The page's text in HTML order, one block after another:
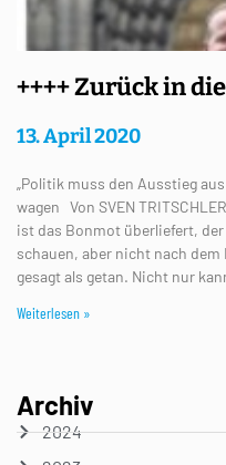
++++ Zurück in
13. April 2020
„Politik muss den Ausstieg
wagen Von SVEN
ist das Bonmot überliefert, der
schauen, aber nicht nach
gesagt als getan. Nicht nur
Weiterlesen »
Archiv
2024